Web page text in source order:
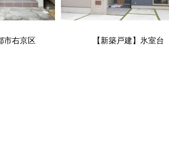
市右京区 【新築戸建】氷室台